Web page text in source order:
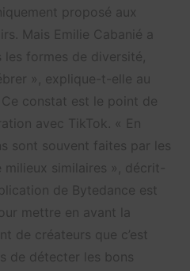
proposé aux
Mais Emilie Cabanié a
les formes de diversité,
», explique-t-elle au
. Ce constat est le point de
avec TikTok. « En
sont souvent faites par les
milieux similaires », décrit-
de Bytedance est
mettre en avant la
de créateurs que c’est
de détecter les bons